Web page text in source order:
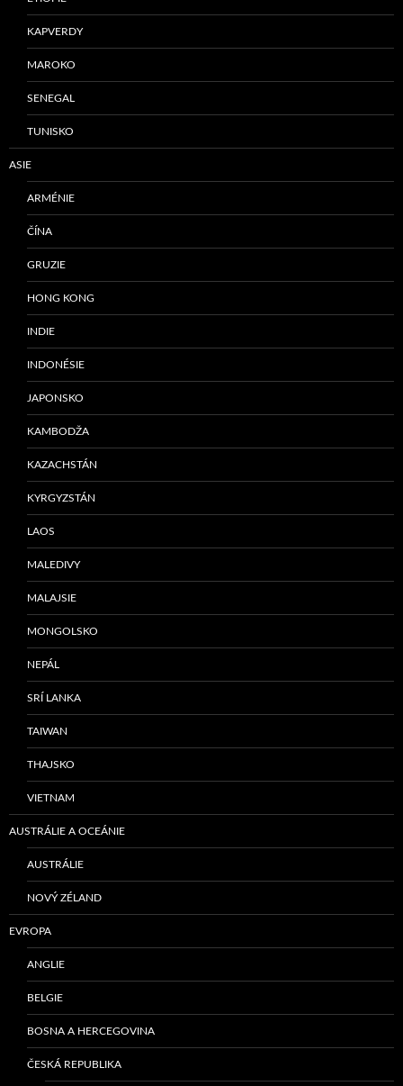
KAPVERDY
MAROKO
SENEGAL
TUNISKO
ASIE
ARMÉNIE
ČÍNA
GRUZIE
HONG KONG
INDIE
INDONÉSIE
JAPONSKO
KAMBODŽA
KAZACHSTÁN
KYRGYZSTÁN
LAOS
MALEDIVY
MALAJSIE
MONGOLSKO
NEPÁL
SRÍ LANKA
TAIWAN
THAJSKO
VIETNAM
AUSTRÁLIE A OCEÁNIE
AUSTRÁLIE
NOVÝ ZÉLAND
EVROPA
ANGLIE
BELGIE
BOSNA A HERCEGOVINA
ČESKÁ REPUBLIKA